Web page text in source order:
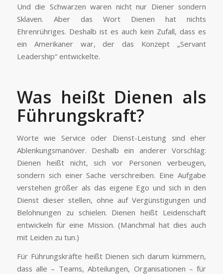
Und die Schwarzen waren nicht nur Diener sondern
Sklaven. Aber das Wort Dienen hat nichts
Ehrenrühriges. Deshalb ist es auch kein Zufall, dass es
ein Amerikaner war, der das Konzept „Servant
Leadership“ entwickelte.
Was heißt Dienen als
Führungskraft?
Worte wie Service oder Dienst-Leistung sind eher
Ablenkungsmanöver. Deshalb ein anderer Vorschlag:
Dienen heißt nicht, sich vor Personen verbeugen,
sondern sich einer Sache verschreiben. Eine Aufgabe
verstehen größer als das eigene Ego und sich in den
Dienst dieser stellen, ohne auf Vergünstigungen und
Belohnungen zu schielen. Dienen heißt Leidenschaft
entwickeln für eine Mission. (Manchmal hat dies auch
mit Leiden zu tun.)
Für Führungskräfte heißt Dienen sich darum kümmern,
dass alle – Teams, Abteilungen, Organisationen – für